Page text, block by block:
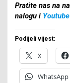
Pratite nas na
nalogu i Youtube
Podijeli vijest:
X
WhatsApp